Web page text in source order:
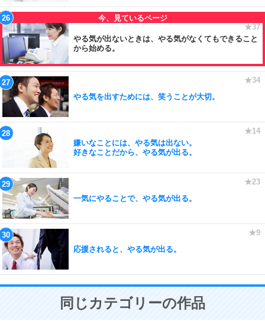
やる気が出ないときは、やる気がなくてもできること
から始める。
やる気を出すためには、笑うことが大切。
嫌いなことには、やる気は出ない。
好きなことだから、やる気が出る。
一気にやることで、やる気が出る。
応援されると、やる気が出る。
同じカテゴリーの作品